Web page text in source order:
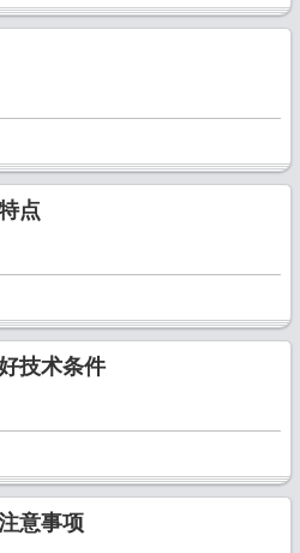
点
技术条件
意事项